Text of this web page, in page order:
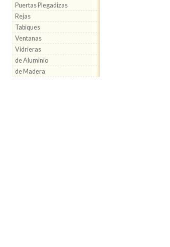
Puertas Plegadizas
Rejas
Tabiques
Ventanas
Vidrieras
de Aluminio
de Madera